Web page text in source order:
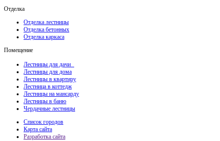
Отделка
Отделка лестницы
Отделка бетонных
Отделка каркаса
Помещение
Лестницы для дачи
Лестницы для дома
Лестницы в квартиру
Лестница в коттедж
Лестницы на мансарду
Лестницы в баню
Чердачные лестницы
Список городов
Карта сайта
Разработка сайта